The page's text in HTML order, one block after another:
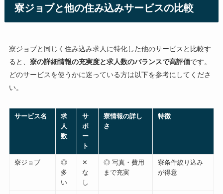
寮ジョブと他の住み込みサービスの比較
寮ジョブと同じく住み込み求人に特化した他のサービスと比較す
ると、 寮の詳細情報の充実度と求人数のバランスで高評価です。
どのサービスを使うかに迷っている方は以下を参考にしてくださ
い。
サービス名
求
人
数
サ
ポ
ー
ト
寮情報の詳し
さ
特徴
寮ジョブ
◎
多
い
✕
な
し
◎ 写真・費用
まで充実
寮条件絞り込み
が得意